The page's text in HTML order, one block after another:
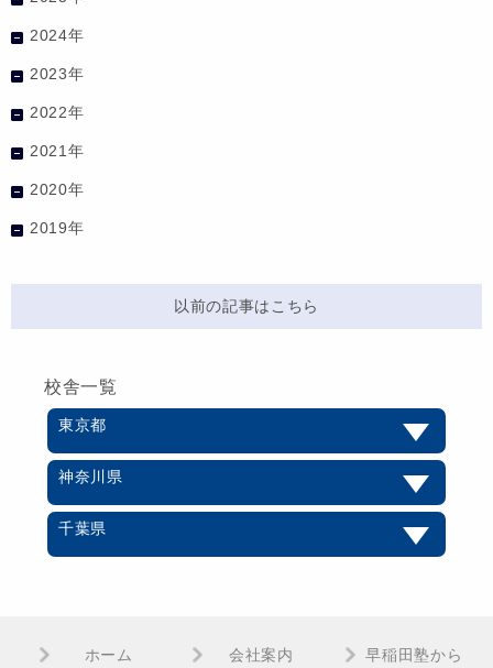
2024年
2023年
2022年
2021年
2020年
2019年
以前の記事はこちら
校舎一覧
東京都
神奈川県
千葉県
ホーム 会社案内
早稲田塾から